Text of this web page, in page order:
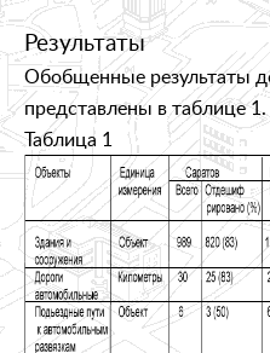
Результаты
Обобщенные результаты
представлены в таблице 1.
Таблица 1